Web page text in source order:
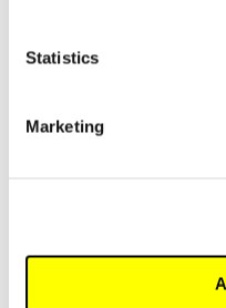
Statistics
Marketing
Ville Parviainen
Lauri Laakkonen
NEMO